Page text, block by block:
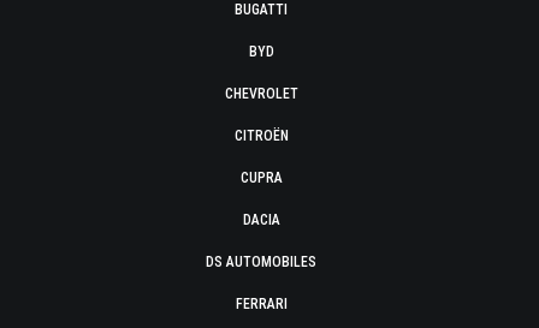
BUGATTI
BYD
CHEVROLET
CITROËN
CUPRA
DACIA
DS AUTOMOBILES
FERRARI